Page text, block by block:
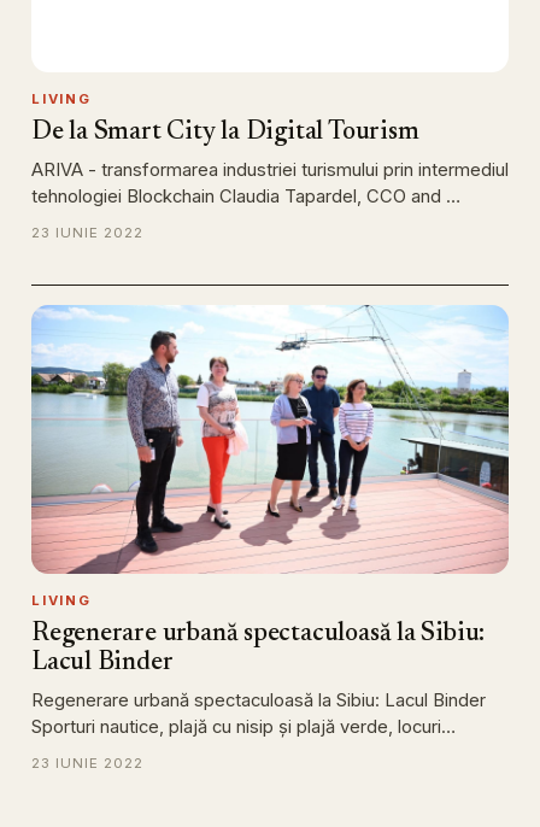
LIVING
De la Smart City la Digital Tourism
ARIVA - transformarea industriei turismului prin intermediul
tehnologiei Blockchain Claudia Tapardel, CCO and …
23 IUNIE 2022
LIVING
Regenerare urbană spectaculoasă la Sibiu:
Lacul Binder
Regenerare urbană spectaculoasă la Sibiu: Lacul Binder
Sporturi nautice, plajă cu nisip și plajă verde, locuri…
23 IUNIE 2022